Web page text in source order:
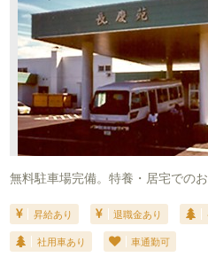
無料駐車場完備。特養・居宅での
昇給あり 退職金あり
社用車あり 車通勤可